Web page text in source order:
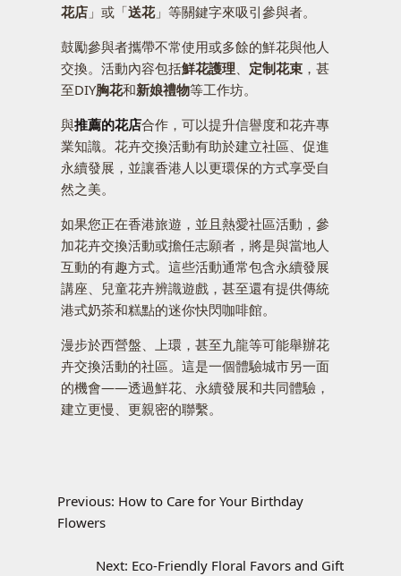
花店 」或「送花」等關鍵字來吸引參與者。
鼓勵參與者攜帶不常使用或多餘的鮮花與他人
交換。活動內容包括鮮花護理 定制花束 ，甚
至DIY胸花和新娘禮物等工作坊。
與推薦的花店合作，可以提升信譽度和花卉專
業知識。花卉交換活動有助於建立社區、促進
永續發展，並讓香港人以更環保的方式享受自
然之美。
如果您正在香港旅遊，並且熱愛社區活動，參
加花卉交換活動或擔任志願者，將是與當地人
互動的有趣方式。這些活動通常包含永續發展
講座、兒童花卉辨識遊戲，甚至還有提供傳統
港式奶茶和糕點的迷你快閃咖啡館。
漫步於西營盤、上環，甚至九龍等可能舉辦花
卉交換活動的社區。這是一個體驗城市另一面
的機會——透過鮮花、永續發展和共同體驗，
建立更慢、更親密的聯繫。
Previous: How to Care for Your Birthday
Flowers
Next: Eco-Friendly Floral Favors and Gift